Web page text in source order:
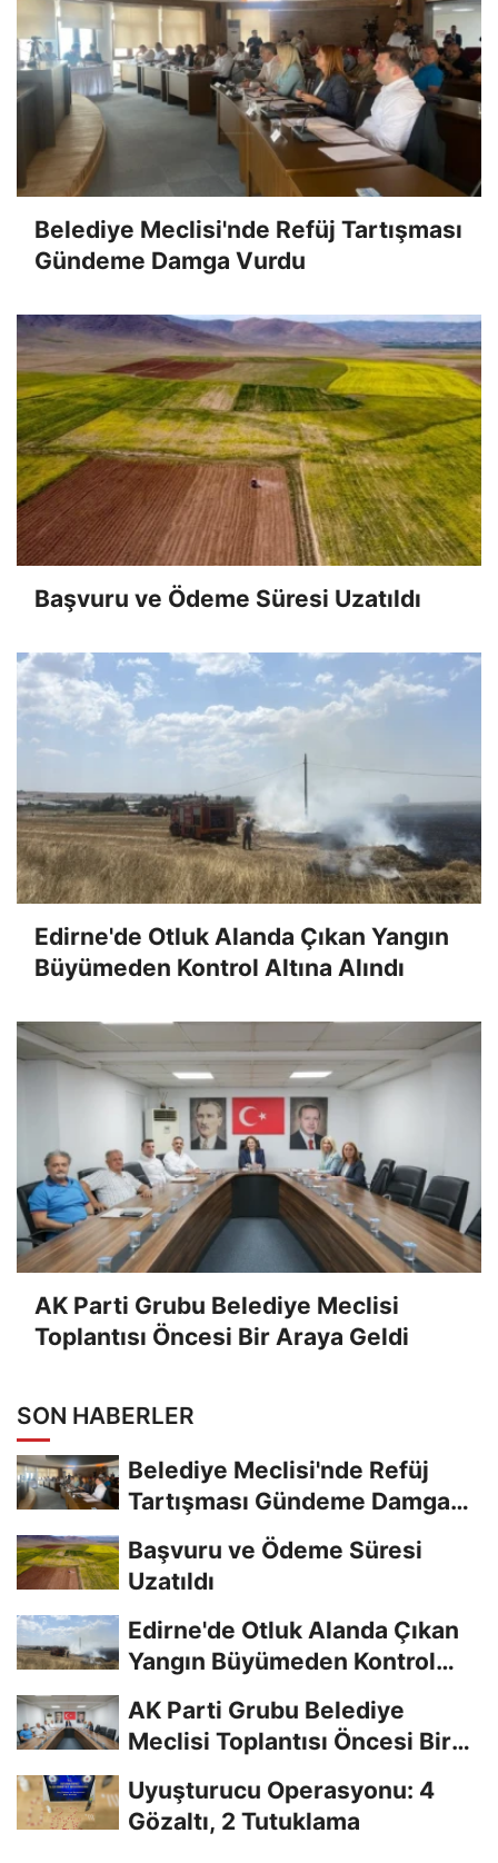
Belediye Meclisi'nde Refüj Tartışması
Gündeme Damga Vurdu
Başvuru ve Ödeme Süresi Uzatıldı
Edirne'de Otluk Alanda Çıkan Yangın
Büyümeden Kontrol Altına Alındı
AK Parti Grubu Belediye Meclisi
Toplantısı Öncesi Bir Araya Geldi
SON HABERLER
Belediye Meclisi'nde Refüj
Tartışması Gündeme Damga
Başvuru ve Ödeme Süresi
Uzatıldı
Edirne'de Otluk Alanda Çıkan
Yangın Büyümeden Kontrol
AK Parti Grubu Belediye
Meclisi Toplantısı Öncesi Bir
Uyuşturucu Operasyonu: 4
Gözaltı, 2 Tutuklama